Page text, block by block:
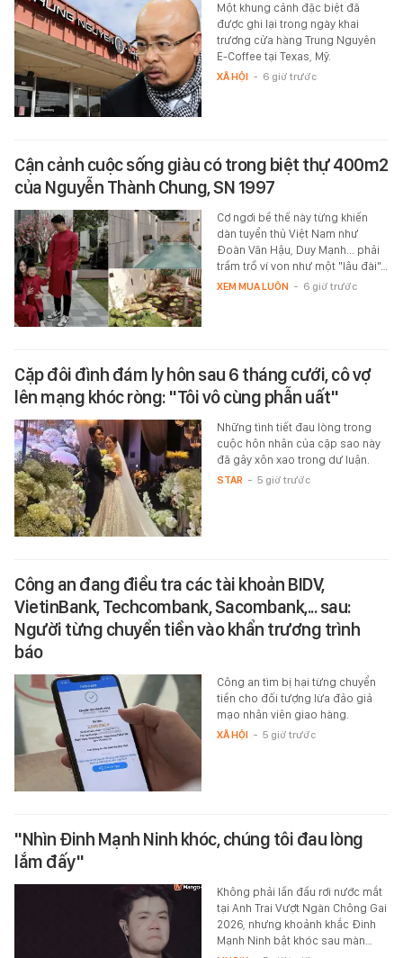
Một khung cảnh đặc biệt đã
được ghi lại trong ngày khai
trương cửa hàng Trung Nguyên
E-Coffee tại Texas, Mỹ.
XÃ HỘI - 6 giờ trước
Cận cảnh cuộc sống giàu có trong biệt thự 400m2
của Nguyễn Thành Chung, SN 1997
Cơ ngơi bề thế này từng khiến
dàn tuyển thủ Việt Nam như
Đoàn Văn Hậu, Duy Mạnh... phải
trầm trồ ví von như một "lâu đài"…
XEM MUA LUÔN - 6 giờ trước
Cặp đôi đình đám ly hôn sau 6 tháng cưới, cô vợ
lên mạng khóc ròng: "Tôi vô cùng phẫn uất"
Những tình tiết đau lòng trong
cuộc hôn nhân của cặp sao này
đã gây xôn xao trong dư luận.
STAR - 5 giờ trước
Công an đang điều tra các tài khoản BIDV,
VietinBank, Techcombank, Sacombank,... sau:
Người từng chuyển tiền vào khẩn trương trình
báo
Công an tìm bị hại từng chuyển
tiền cho đối tượng lừa đảo giả
mạo nhân viên giao hàng.
XÃ HỘI - 5 giờ trước
"Nhìn Đinh Mạnh Ninh khóc, chúng tôi đau lòng
lắm đấy"
Không phải lần đầu rơi nước mắt
tại Anh Trai Vượt Ngàn Chông Gai
2026, nhưng khoảnh khắc Đinh
Mạnh Ninh bật khóc sau màn…